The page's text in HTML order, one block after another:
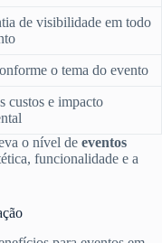
de visibilidade em todo
o tema do evento
custos e impacto
o nível de eventos
funcionalidade e a